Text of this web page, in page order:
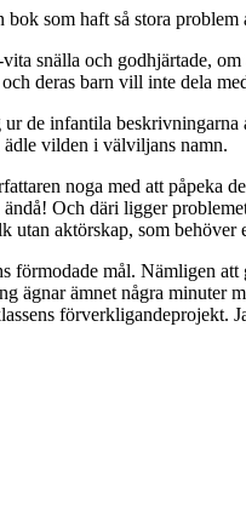
bok som haft så stora
snälla och godhjärtade,
deras barn vill inte dela
de infantila
vilden i välviljans namn.
noga med att påpeka
Och däri ligger
utan aktörskap, som
förmodade mål. Nämligen
ägnar ämnet några minuter
förverkligandeprojekt.